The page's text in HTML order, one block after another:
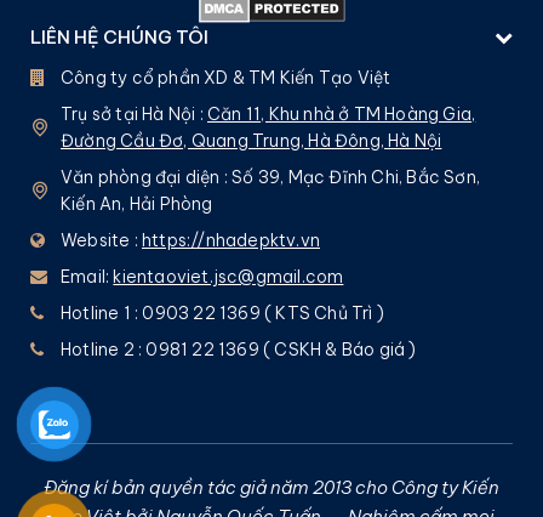
LIÊN HỆ CHÚNG TÔI
Công ty cổ phần XD & TM Kiến Tạo Việt
Trụ sở tại Hà Nội : Căn 11, Khu nhà ở TM Hoàng Gia,
Đường Cầu Đơ, Quang Trung, Hà Đông, Hà Nội
Văn phòng đại diện : Số 39, Mạc Đĩnh Chi, Bắc Sơn,
Kiến An, Hải Phòng
Website : https://nhadepktv.vn
Email:kientaoviet.jsc@gmail.com
Hotline 1 : 0903 22 1369 ( KTS Chủ Trì )
Hotline 2 : 0981 22 1369 ( CSKH & Báo giá )
Đăng kí bản quyền tác giả năm 2013 cho Công ty Kiến